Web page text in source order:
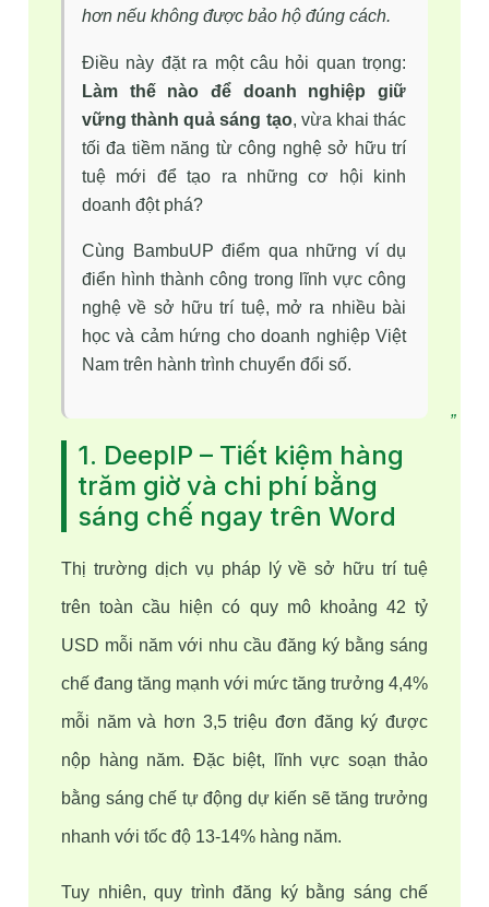
hơn nếu không được bảo hộ đúng cách.
Điều này đặt ra một câu hỏi quan trọng:
Làm thế nào để doanh nghiệp giữ
vững thành quả sáng tạo, vừa khai thác
tối đa tiềm năng từ công nghệ sở hữu trí
tuệ mới để tạo ra những cơ hội kinh
doanh đột phá?
Cùng BambuUP điểm qua những ví dụ
điển hình thành công trong lĩnh vực công
nghệ về sở hữu trí tuệ, mở ra nhiều bài
học và cảm hứng cho doanh nghiệp Việt
Nam trên hành trình chuyển đổi số.
1. DeepIP – Tiết kiệm hàng
trăm giờ và chi phí bằng
sáng chế ngay trên Word
Thị trường dịch vụ pháp lý về sở hữu trí tuệ
trên toàn cầu hiện có quy mô khoảng 42 tỷ
USD mỗi năm với nhu cầu đăng ký bằng sáng
chế đang tăng mạnh với mức tăng trưởng 4,4%
mỗi năm và hơn 3,5 triệu đơn đăng ký được
nộp hàng năm. Đặc biệt, lĩnh vực soạn thảo
bằng sáng chế tự động dự kiến sẽ tăng trưởng
nhanh với tốc độ 13-14% hàng năm.
Tuy nhiên, quy trình đăng ký bằng sáng chế